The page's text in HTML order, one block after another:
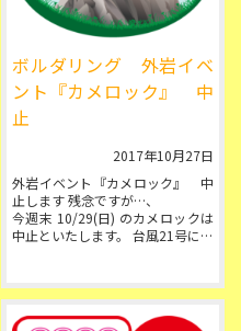
ボルダリング 外岩イベ
ント『カメロック』 中
止
2017年10月27日
外岩イベント『カメロック』 中
止します 残念ですが…、
今週末 10/29(日) のカメロックは
中止といたします。 台風21号によ